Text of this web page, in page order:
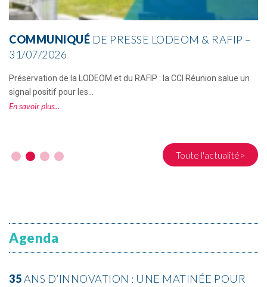
COMMUNIQUÉ DE PRESSE LODEOM & RAFIP –
31/07/2026
Préservation de la LODEOM et du RAFIP : la CCI Réunion salue un
signal positif pour les...
En savoir plus
Toute l'actualité>
Agenda
35ANS D’INNOVATION : UNE MATINÉE POUR